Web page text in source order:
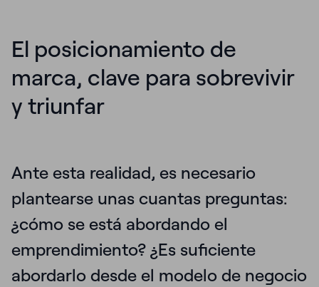
El posicionamiento de
marca, clave para sobrevivir
y triunfar
Ante esta realidad, es necesario
plantearse unas cuantas preguntas:
¿cómo se está abordando el
emprendimiento? ¿Es suficiente
abordarlo desde el modelo de negocio